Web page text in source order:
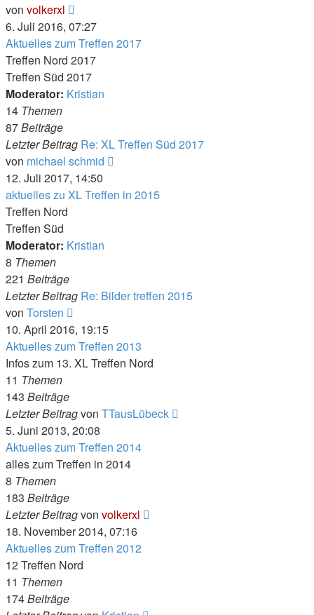
von volkerxl
Beitrag
6. Juli 2016, 07:27
Aktuelles zum Treffen 2017
Treffen Nord 2017
Treffen Süd 2017
Moderator: Kristian
14 Themen
87Beiträge
Letzter Beitrag Re: XL Treffen Süd 2017
von michael schmid
12. Juli 2017, 14:50
aktuelles zu XL Treffen in 2015
Treffen Nord
Treffen Süd
Moderator: Kristian
8 Themen
221 Beiträge
Letzter Beitrag Re: Bilder treffen 2015
von Torsten
Beitrag
10. April 2016, 19:15
Aktuelles zum Treffen 2013
Infos zum 13. XL Treffen Nord
11 Themen
143 Beiträge
Letzter Beitragvon TTausLübeck
5. Juni 2013, 20:08
Aktuelles zum Treffen 2014
alles zum Treffen in 2014
8 Themen
183 Beiträge
Letzter Beitragvon volkerxl
18. November 2014, 07:16
Aktuelles zum Treffen 2012
12 Treffen Nord
11 Themen
174Beiträge